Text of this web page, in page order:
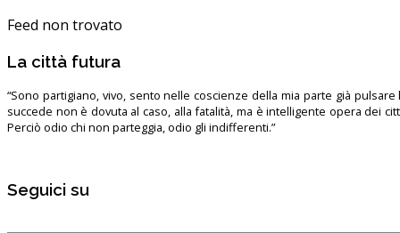
Feed non trovato
La città futura
“Sono partigiano, vivo, sento nelle coscienze della mia parte già pulsare
succede non è dovuta al caso, alla fatalità, ma è intelligente opera dei
Perciò odio chi non parteggia, odio gli indifferenti.”
Seguici su